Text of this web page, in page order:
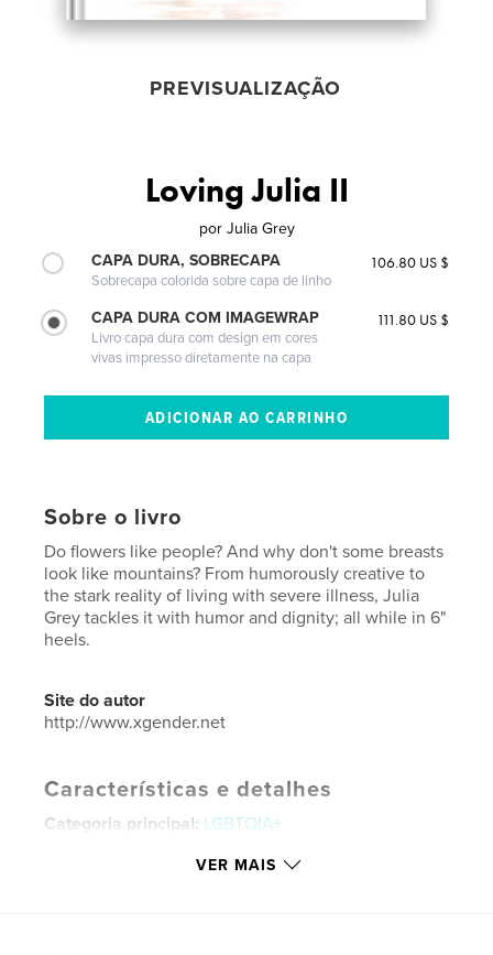
PREVISUALIZAÇÃO
Loving Julia II
por Julia Grey
CAPA DURA, SOBRECAPA
Sobrecapa colorida sobre capa de linho
106.80 US $
CAPA DURA COM IMAGEWRAP
Livro capa dura com design em cores
vivas impresso diretamente na capa
111.80 US $
Sobre o livro
Do flowers like people? And why don't some breasts
look like mountains? From humorously creative to
the stark reality of living with severe illness, Julia
Grey tackles it with humor and dignity; all while in 6"
heels.
Site do autor
http://www.xgender.net
Características e detalhes
Categoria principal: LGBTQIA+
Categorias adicionais Fotografia e artes plásticas
VER MAIS